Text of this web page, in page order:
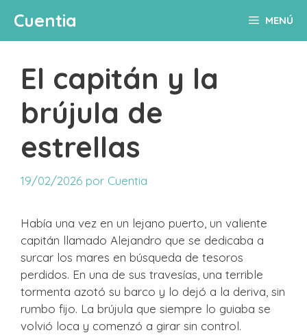
contenido
Cuentia MENÚ
El capitán y la
brújula de
estrellas
19/02/2026 por Cuentia
Había una vez en un lejano puerto, un valiente
capitán llamado Alejandro que se dedicaba a
surcar los mares en búsqueda de tesoros
perdidos. En una de sus travesías, una terrible
tormenta azotó su barco y lo dejó a la deriva, sin
rumbo fijo. La brújula que siempre lo guiaba se
volvió loca y comenzó a girar sin control.